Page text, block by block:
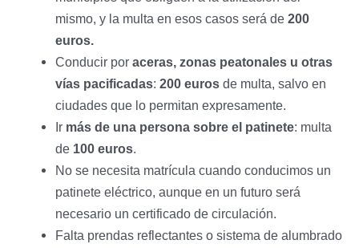
mismo, y la multa en esos casos será de200
euros.
Conducir poraceras, zonas peatonales u otras
vías pacificadas:200 euros de multa, salvo en
ciudades que lo permitan expresamente.
Ir más de una persona sobre el patinete: multa
de 100 euros.
No se necesita matrícula cuando conducimos un
patinete eléctrico, aunque en un futuro será
necesario un certificado de circulación.
Falta prendas reflectantes o sistema de alumbrado